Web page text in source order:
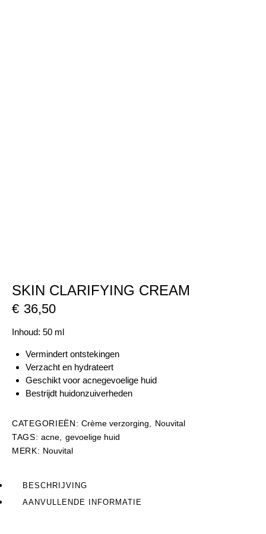
SKIN CLARIFYING CREAM
€ 36,50
Inhoud: 50 ml
Vermindert ontstekingen
Verzacht en hydrateert
Geschikt voor acnegevoelige huid
Bestrijdt huidonzuiverheden
CATEGORIEËN:Crème verzorging, Nouvital
TAGS:acne, gevoelige huid
MERK: Nouvital
BESCHRIJVING
AANVULLENDE INFORMATIE